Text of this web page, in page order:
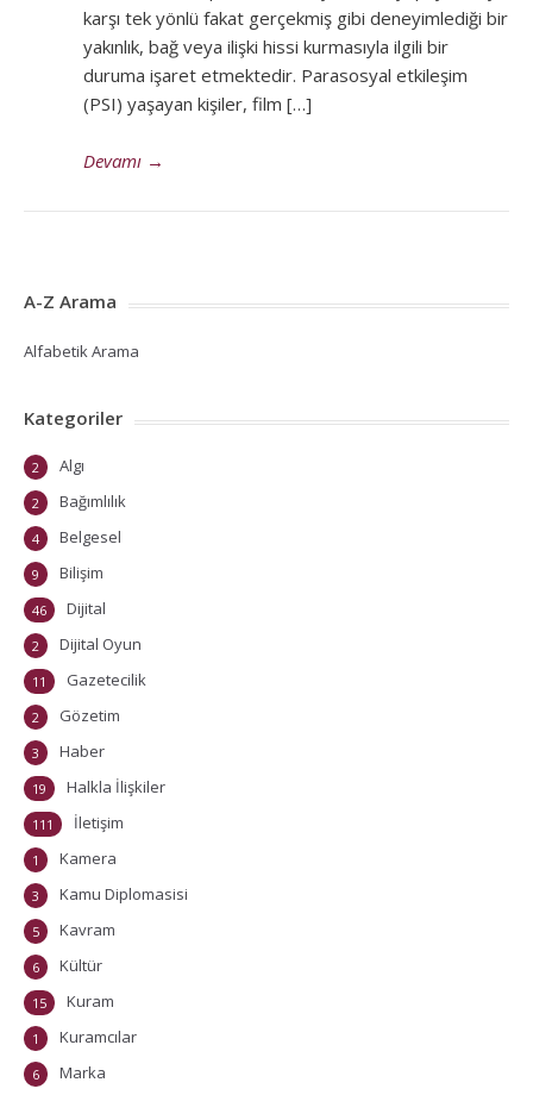
karşı tek yönlü fakat gerçekmiş gibi deneyimlediği bir
yakınlık, bağ veya ilişki hissi kurmasıyla ilgili bir
duruma işaret etmektedir. Parasosyal etkileşim
(PSI) yaşayan kişiler, film […]
Devamı →
A-Z Arama
Alfabetik Arama
Kategoriler
Algı
2
Bağımlılık
2
Belgesel
4
Bilişim
9
Dijital
46
Dijital Oyun
2
Gazetecilik
11
Gözetim
2
Haber
3
Halkla İlişkiler
19
İletişim
111
Kamera
1
Kamu Diplomasisi
3
Kavram
5
Kültür
6
Kuram
15
Kuramcılar
1
Marka
6